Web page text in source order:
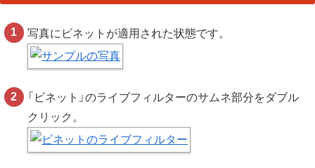
写真にビネットが適用された状態です。
「ビネット」のライブフィルターのサムネ部分をダブル
クリック。